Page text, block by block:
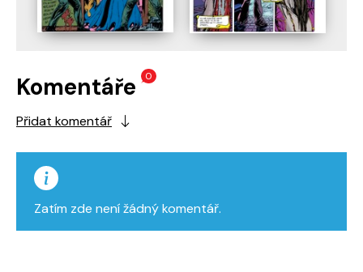
Komentáře 0
Přidat komentář
Zatím zde není žádný komentář.